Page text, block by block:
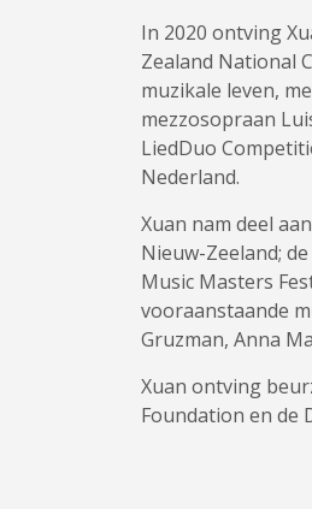
In 2020 ontving
Zealand National
muzikale leven,
mezzosopraan
LiedDuo
Nederland.
Xuan nam deel
Nieuw-Zeeland;
Music Masters
vooraanstaande
Gruzman, Anna
Xuan ontving
Foundation en de